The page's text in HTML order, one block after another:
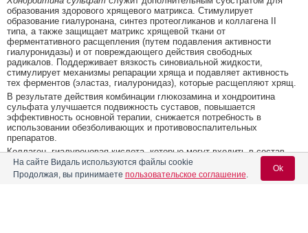
образования здорового хрящевого матрикса. Стимулирует
образование гиалуронана, синтез протеогликанов и коллагена II
типа, а также защищает матрикс хрящевой ткани от
ферментативного расщепления (путем подавления активности
гиалуронидазы) и от повреждающего действия свободных
радикалов. Поддерживает вязкость синовиальной жидкости,
стимулирует механизмы репарации хряща и подавляет активность
тех ферментов (эластаз, гиалуронидаз), которые расщепляют хрящ.
В результате действия комбинации глюкозамина и хондроитина
сульфата улучшается подвижность суставов, повышается
эффективность основной терапии, снижается потребность в
использовании обезболивающих и противовоспалительных
препаратов.
Коллаген, гиалуроновая кислота, которые могут входить в состав
продуктов, в большом количестве содержатся в хрящах,
сухожилиях, синовиальной жидкости. Витамин С, витамины группы
В, витамин Е, микроэлементы оказывают действие в соответствии с
На сайте Видаль используются файлы cookie
Продолжая, вы принимаете пользовательское соглашение.
Ok